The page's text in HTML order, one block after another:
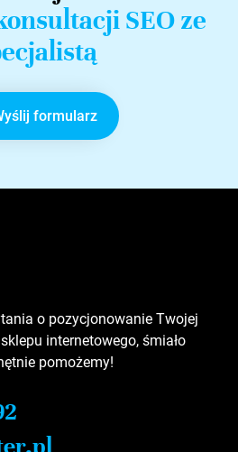
SEO ze
formularz
o pozycjonowanie Twojej
internetowego, śmiało
pomożemy!